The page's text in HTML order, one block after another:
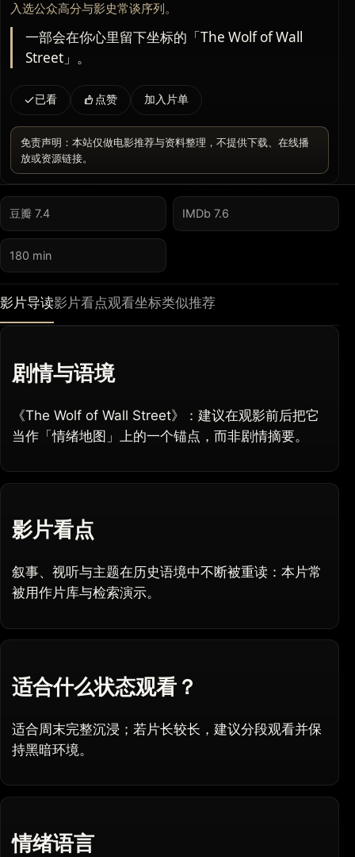
入选公众高分与影史常谈序列。
一部会在你心里留下坐标的「The Wolf of Wall
Street」。
已看 点赞 加入片单
免责声明：本站仅做电影推荐与资料整理，不提供下载、在线播
放或资源链接。
豆瓣 7.4 IMDb 7.6
180 min
影片导读影片看点观看坐标类似推荐
剧情与语境
《The Wolf of Wall Street》：建议在观影前后把它
当作「情绪地图」上的一个锚点，而非剧情摘要。
影片看点
叙事、视听与主题在历史语境中不断被重读：本片常
被用作片库与检索演示。
适合什么状态观看？
适合周末完整沉浸；若片长较长，建议分段观看并保
持黑暗环境。
情绪语言